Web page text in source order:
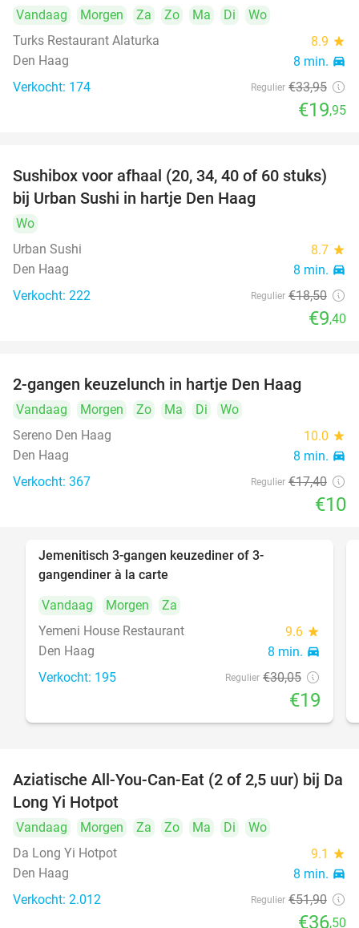
Vandaag Morgen Za Zo Ma Di
Wo
Turks Restaurant Alaturka
8.9 star
Den Haag 8 min. directions_car
Verkocht: 174 Regulier €33,95
€19,95
49%
Sushibox voor afhaal (20, 34, 40 of 60 stuks)
bij Urban Sushi in hartje Den Haag
Wo
Urban Sushi
8.7 star
Den Haag 8 min. directions_car
Verkocht: 222 Regulier €18,50
€9,40
2-gangen keuzelunch in hartje Den Haag
Vandaag Morgen Zo Ma Di
Wo
Sereno Den Haag
10.0 star
Den Haag 8 min. directions_car
Verkocht: 367 Regulier €17,40
€10
Jemenitisch 3-gangen keuzediner of 3-
gangendiner à la carte
Vandaag
Morgen
Za
Yemeni House Restaurant
9.6 star
Den Haag 8 min. directions_car
Verkocht: 195 Regulier €30,05
€19
30%
Aziatische All-You-Can-Eat (2 of 2,5 uur) bij Da
Long Yi Hotpot
Vandaag Morgen Za Zo Ma Di
Wo
Da Long Yi Hotpot
9.1 star
Den Haag 8 min. directions_car
Verkocht: 2.012 Regulier €51,90
€36,50